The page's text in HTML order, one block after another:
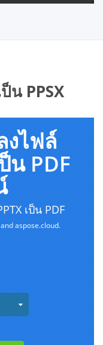
น PPSX